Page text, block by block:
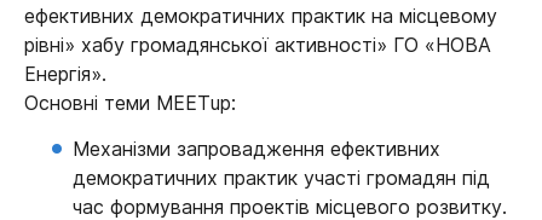
ефективних демократичних практик на місцевому
рівні» хабу громадянської активності» ГО «НОВА
Енергія».
Основні теми MEETup:
Механізми запровадження ефективних
демократичних практик участі громадян під
час формування проектів місцевого розвитку.